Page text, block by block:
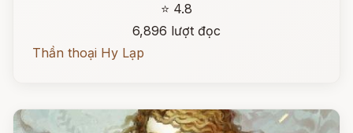
⭐ 4.8
6,896 lượt đọc
Thần thoại Hy Lạp